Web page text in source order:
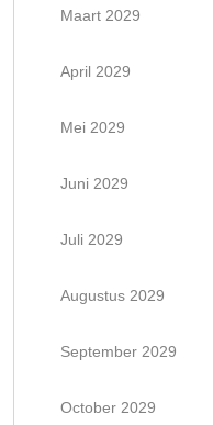
Maart 2029
April 2029
Mei 2029
Juni 2029
Juli 2029
Augustus 2029
September 2029
October 2029